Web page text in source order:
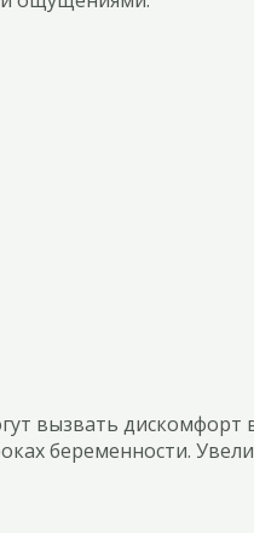
вызвать дискомфорт
беременности.